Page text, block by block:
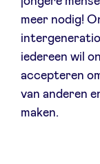
meer nodig!
iedereen wil
accepteren
van anderen
maken.